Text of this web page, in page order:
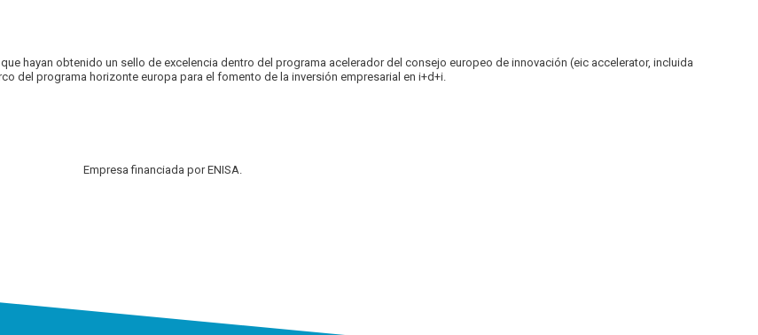
hayan obtenido un sello de excelencia dentro del programa acelerador del consejo europeo de innovación (eic accelerator, incluida
del programa horizonte europa para el fomento de la inversión empresarial en i+d+i.
Empresa financiada por ENISA.